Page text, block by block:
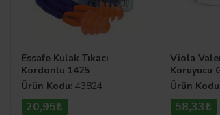
Essafe Kulak Tıkacı
Kordonlu 1425
Ürün Kodu: 43824
20,95₺
Viola
Koruyucu
Ürün
58,33₺